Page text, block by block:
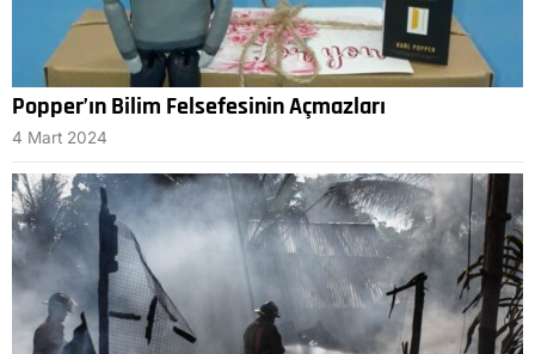
Popper’ın Bilim Felsefesinin Açmazları
4 Mart 2024